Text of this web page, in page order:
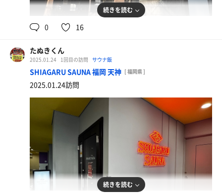
オロポ
至極の一杯
続きを読む
0 16
たぬきくん
2025.01.24 1回目の訪問 サウナ飯
SHIAGARU SAUNA 福岡 天神 [ 福岡県 ]
2025.01.24訪問
続きを読む